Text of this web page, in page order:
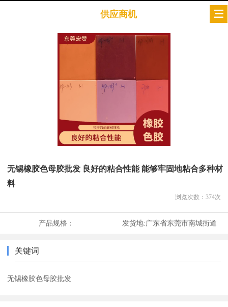
供应商机
无锡橡胶色母胶批发 良好的粘合性能 能够牢固地粘合多种材
料
浏览次数： 374次
产品规格： 发货地:广东省东莞市南城街道
关键词
无锡橡胶色母胶批发